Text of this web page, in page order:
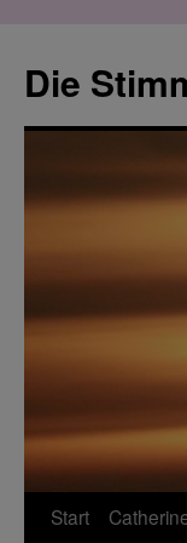
springen
Die
Start